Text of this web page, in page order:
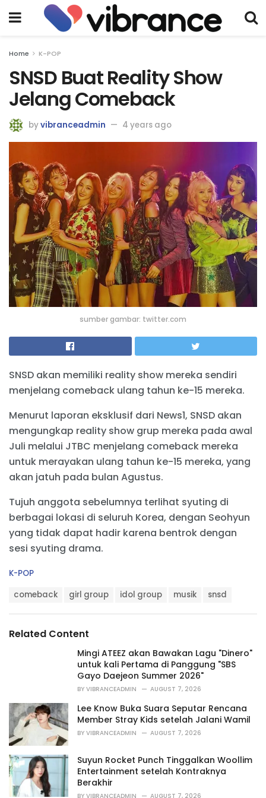
Home K-POP
SNSD Buat Reality Show
Jelang Comeback
byvibranceadmin 4 years ago
sumber gambar: twitter.com
SNSD akan memiliki reality show mereka sendiri
menjelang comeback ulang tahun ke-15 mereka.
Menurut laporan eksklusif dari News1, SNSD akan
mengungkap reality show grup mereka pada awal
Juli melalui JTBC menjelang comeback mereka
untuk merayakan ulang tahun ke-15 mereka, yang
akan jatuh pada bulan Agustus.
Tujuh anggota sebelumnya terlihat syuting di
berbagai lokasi di seluruh Korea, dengan Seohyun
yang tidak dapat hadir karena bentrok dengan
sesi syuting drama.
C
r
K-POP
:
comeback girl group idol group musik snsd
Related Content
Mingi ATEEZ akan Bawakan Lagu "Dinero"
untuk kali Pertama di Panggung "SBS
Gayo Daejeon Summer 2026"
BY VIBRANCEADMIN AUGUST 7, 2026
Lee Know Buka Suara Seputar Rencana
Member Stray Kids setelah Jalani Wamil
BY VIBRANCEADMIN AUGUST 7, 2026
Suyun Rocket Punch Tinggalkan Woollim
Entertainment setelah Kontraknya
Berakhir
BY VIBRANCEADMIN AUGUST 7, 2026